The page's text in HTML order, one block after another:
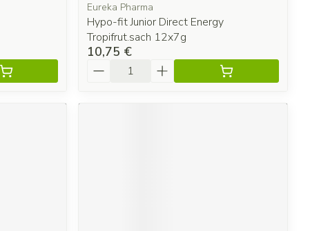
Eureka Pharma
Hypo-fit Junior Direct Energy
Tropifrut.sach 12x7g
10,75 €
Quantité